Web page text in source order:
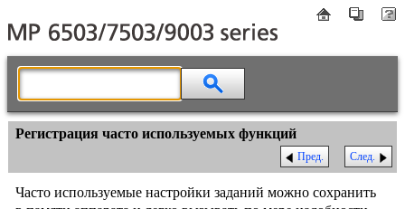
Регистрация часто используемых функций
Пред. След.
Часто используемые настройки заданий можно сохранить